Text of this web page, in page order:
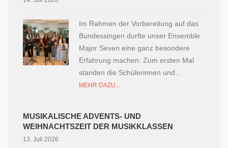
Im Rahmen der Vorbereitung auf das
Bundessingen durfte unser Ensemble
Major Seven eine ganz besondere
Erfahrung machen: Zum ersten Mal
standen die Schülerinnen und...
MEHR DAZU...
MUSIKALISCHE ADVENTS- UND
WEIHNACHTSZEIT DER MUSIKKLASSEN
13. Juli 2026